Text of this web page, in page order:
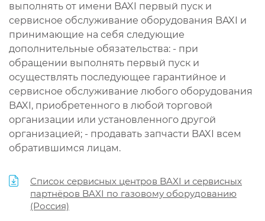
выполнять от имени BAXI первый пуск и
сервисное обслуживание оборудования BAXI и
принимающие на себя следующие
дополнительные обязательства: - при
обращении выполнять первый пуск и
осуществлять последующее гарантийное и
сервисное обслуживание любого оборудования
BAXI, приобретенного в любой торговой
организации или установленного другой
организацией; - продавать запчасти BAXI всем
обратившимся лицам.
Список сервисных центров BAXI и сервисных
партнёров BAXI по газовому оборудованию
(Россия)